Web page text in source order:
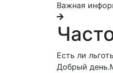
Важная
Есть ли
Добрый